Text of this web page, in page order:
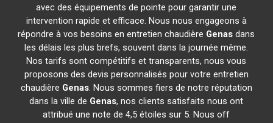
avec des équipements de pointe pour garantir une
intervention rapide et efficace. Nous nous engageons à
répondre à vos besoins en entretien chaudière Genas dans
les délais les plus brefs, souvent dans la journée même.
Nos tarifs sont compétitifs et transparents, nous vous
proposons des devis personnalisés pour votre entretien
chaudière Genas. Nous sommes fiers de notre réputation
dans la ville de Genas, nos clients satisfaits nous ont
attribué une note de 4,5 étoiles sur 5. Nous off